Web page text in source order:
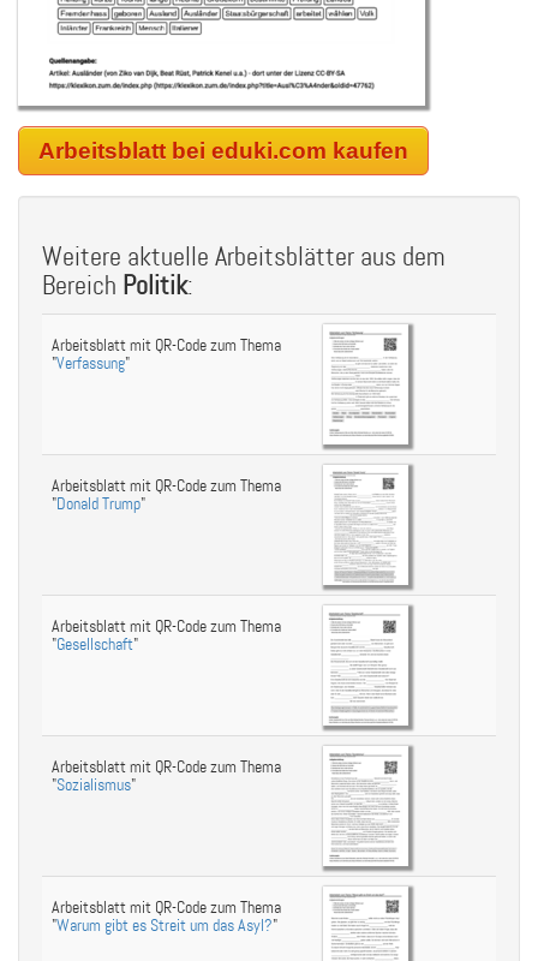
Arbeitsblatt bei eduki.com kaufen
Weitere aktuelle Arbeitsblätter aus dem
Bereich Politik:
Arbeitsblatt mit QR-Code zum Thema
"Verfassung"
Arbeitsblatt mit QR-Code zum Thema
"Donald Trump"
Arbeitsblatt mit QR-Code zum Thema
"Gesellschaft"
Arbeitsblatt mit QR-Code zum Thema
"Sozialismus"
Arbeitsblatt mit QR-Code zum Thema
"Warum gibt es Streit um das Asyl?"